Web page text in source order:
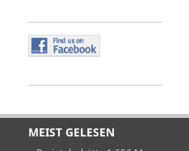
MEIST GELESEN